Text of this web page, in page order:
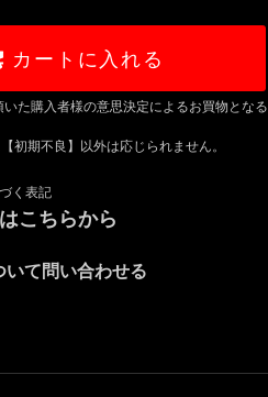
カートに入れる
た購入者様の意思決定によるお買物となる
初期不良】以外は応じられません。
く表記
こちらから
いて問い合わせる